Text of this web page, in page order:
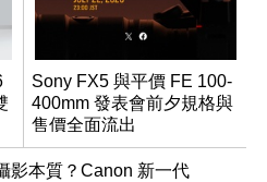
Sony FX5 與平價 FE 100-
400mm 發表會前夕規格與
售價全面流出
影本質？Canon 新一代